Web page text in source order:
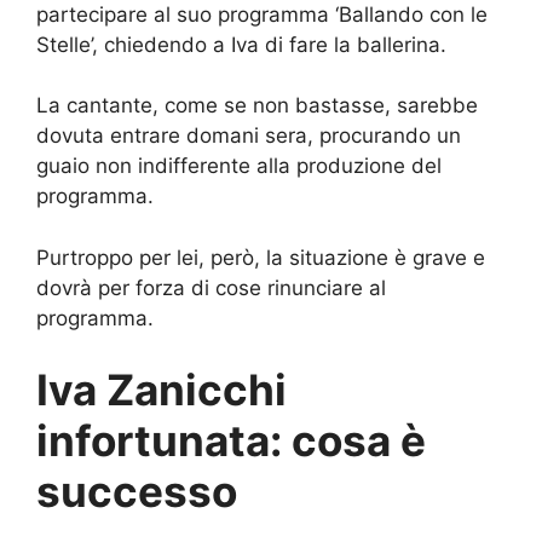
partecipare al suo programma ‘Ballando con le
Stelle’, chiedendo a Iva di fare la ballerina.
La cantante, come se non bastasse, sarebbe
dovuta entrare domani sera, procurando un
guaio non indifferente alla produzione del
programma.
Purtroppo per lei, però, la situazione è grave e
dovrà per forza di cose rinunciare al
programma.
Iva Zanicchi
infortunata: cosa è
successo